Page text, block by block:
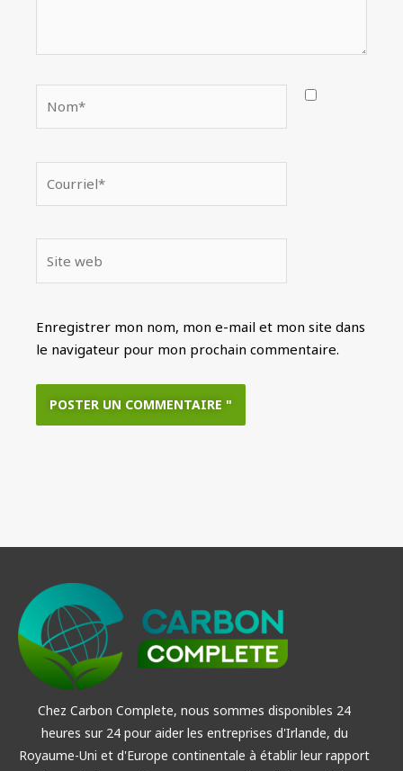
web
Enregistrer mon nom, mon e-mail et mon site dans
le navigateur pour mon prochain commentaire.
Chez Carbon Complete, nous sommes disponibles 24
heures sur 24 pour aider les entreprises d'Irlande, du
Royaume-Uni et d'Europe continentale à établir leur rapport